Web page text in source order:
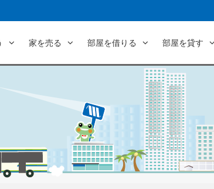
家を売る 部屋を借りる 部屋を貸す